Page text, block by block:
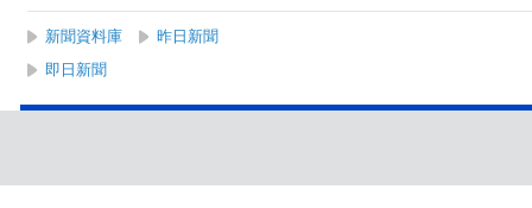
新聞資料庫
昨日新聞
即日新聞